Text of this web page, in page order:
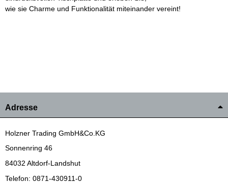
wie sie Charme und Funktionalität miteinander vereint!
Adresse
Holzner Trading GmbH&Co.KG
Sonnenring 46
84032 Altdorf-Landshut
Telefon: 0871-430911-0